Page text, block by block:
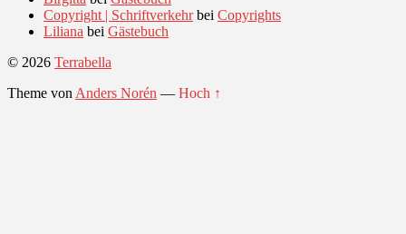
Copyright | Schriftverkehrbei Copyrights
Liliana bei Gästebuch
© 2026 Terrabella
Theme von Anders Norén — Hoch ↑